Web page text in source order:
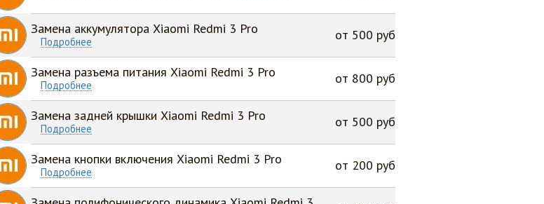
Замена аккумулятора Xiaomi Redmi 3 Pro
Подробнее от 500 руб
Замена разъема питания Xiaomi Redmi 3 Pro
Подробнее от 800 руб
Замена задней крышки Xiaomi Redmi 3 Pro
Подробнее от 500 руб
Замена кнопки включения Xiaomi Redmi 3 Pro
Подробнее от 200 руб